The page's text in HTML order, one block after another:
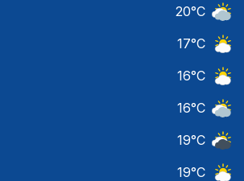
20°C
17°C
16°C
16°C
19°C
19°C